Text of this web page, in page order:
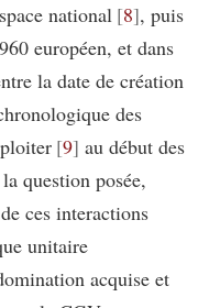
national 8 , puis
européen, et dans
la date de création
des
9 au début des
question posée,
ces interactions
unitaire
acquise et